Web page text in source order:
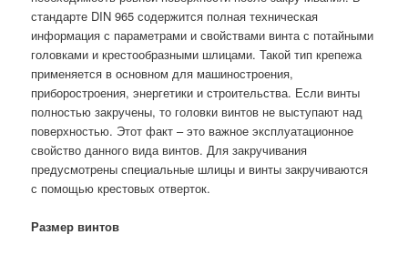
стандарте DIN 965 содержится полная техническая
информация с параметрами и свойствами винта с потайными
головками и крестообразными шлицами. Такой тип крепежа
применяется в основном для машиностроения,
приборостроения, энергетики и строительства. Если винты
полностью закручены, то головки винтов не выступают над
поверхностью. Этот факт – это важное эксплуатационное
свойство данного вида винтов. Для закручивания
предусмотрены специальные шлицы и винты закручиваются
с помощью крестовых отверток.
Размер винтов